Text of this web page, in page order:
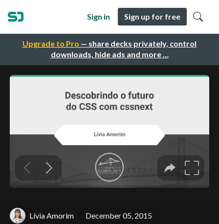
Upgrade to Pro — share decks privately, control
downloads, hide ads and more …
Sign in Sign up for free
Lívia Amorim December 05, 2015